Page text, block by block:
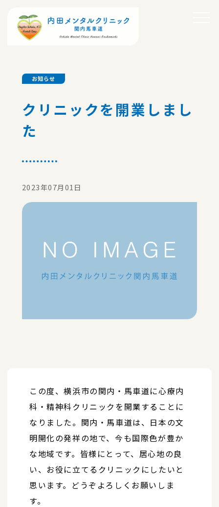
お知らせ
クリニックを開業しまし
た
2023年07月01日
この度、横浜市の関内・馬車道に心療内
科・精神科クリニックを開業することに
なりました。関内・馬車道は、日本の文
明開化の発祥の地で、今も国際色が豊か
な地域です。皆様にとって、居心地の良
い、お役に立てるクリニックにしたいと
思います。どうぞよろしくお願いしま
す。